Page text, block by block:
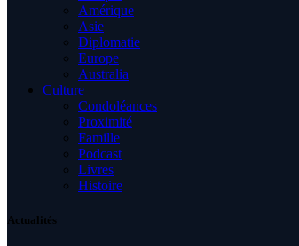
Amérique
Asie
Diplomatie
Europe
Australia
Culture
Condoléances
Proximité
Famille
Podcast
Livres
Histoire
Actualités